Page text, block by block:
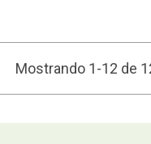
Mostrando 1-12 de